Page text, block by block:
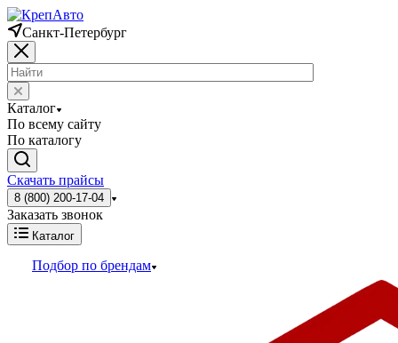
Санкт-Петербург
Каталог
По всему сайту
По каталогу
Скачать прайсы
8 (800) 200-17-04
Заказать звонок
Каталог
Подбор по брендам